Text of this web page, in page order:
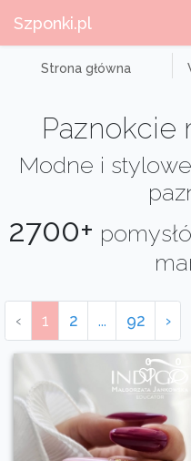
Szponki.pl
Strona główna
Paznokcie
Modne i
2700+
‹ 1 2 ... 92 ›
0